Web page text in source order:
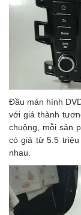
Đầu màn hình
với giá thành
chuộng, mỗi sản
có giá từ 5.5
nhau.